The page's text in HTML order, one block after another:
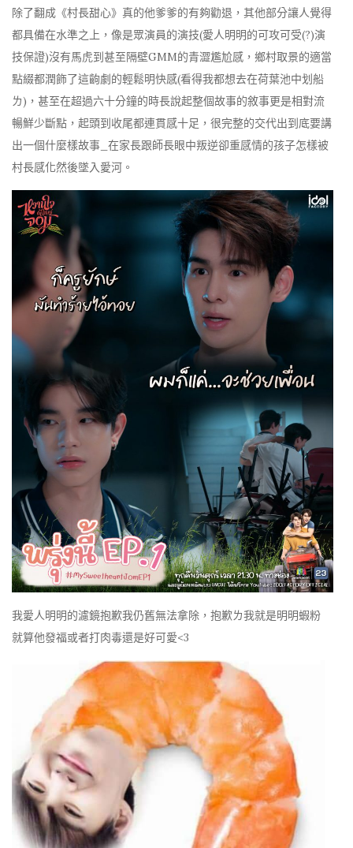
除了翻成《村長甜心》真的他爹爹的有夠勸退，其他部分讓人覺得
都具備在水準之上，像是眾演員的演技(愛人明明的可攻可受(?)演
技保證)沒有馬虎到甚至隔壁GMM的青澀尷尬感，鄉村取景的適當
點綴都潤飾了這齣劇的輕鬆明快感(看得我都想去在荷葉池中划船
ㄌ)，甚至在超過六十分鐘的時長說起整個故事的敘事更是相對流
暢鮮少斷點，起頭到收尾都連貫感十足，很完整的交代出到底要講
出一個什麼樣故事_在家長跟師長眼中叛逆卻重感情的孩子怎樣被
村長感化然後墜入愛河。
我愛人明明的濾鏡抱歉我仍舊無法拿除，抱歉ㄌ我就是明明蝦粉
就算他發福或者打肉毒還是好可愛<3